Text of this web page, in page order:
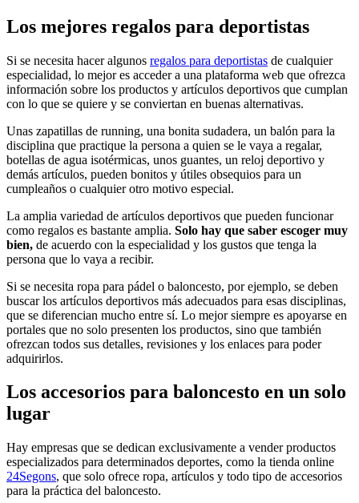
Los mejores regalos para deportistas
Si se necesita hacer algunos regalos para deportistas de cualquier
especialidad, lo mejor es acceder a una plataforma web que ofrezca
información sobre los productos y artículos deportivos que cumplan
con lo que se quiere y se conviertan en buenas alternativas.
Unas zapatillas de running, una bonita sudadera, un balón para la
disciplina que practique la persona a quien se le vaya a regalar,
botellas de agua isotérmicas, unos guantes, un reloj deportivo y
demás artículos, pueden bonitos y útiles obsequios para un
cumpleaños o cualquier otro motivo especial.
La amplia variedad de artículos deportivos que pueden funcionar
como regalos es bastante amplia. Solo hay que saber escoger muy
bien, de acuerdo con la especialidad y los gustos que tenga la
persona que lo vaya a recibir.
Si se necesita ropa para pádel o baloncesto, por ejemplo, se deben
buscar los artículos deportivos más adecuados para esas disciplinas,
que se diferencian mucho entre sí. Lo mejor siempre es apoyarse en
portales que no solo presenten los productos, sino que también
ofrezcan todos sus detalles, revisiones y los enlaces para poder
adquirirlos.
Los accesorios para baloncesto en un solo
lugar
Hay empresas que se dedican exclusivamente a vender productos
especializados para determinados deportes, como la tienda online
24Segons, que solo ofrece ropa, artículos y todo tipo de accesorios
para la práctica del baloncesto.